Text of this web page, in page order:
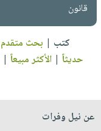
قانون
كتب | بحث متقدم
حديثاً |الأكثر مبيعاً |
عن نيل وفرات